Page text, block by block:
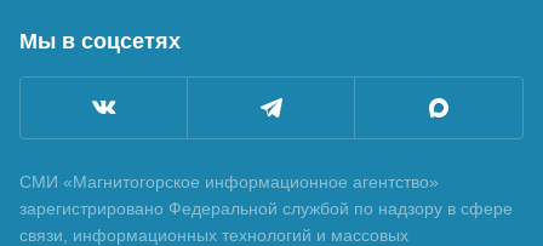
Мы в соцсетях
СМИ «Магнитогорское информационное агентство»
зарегистрировано Федеральной службой по надзору в сфере
связи, информационных технологий и массовых